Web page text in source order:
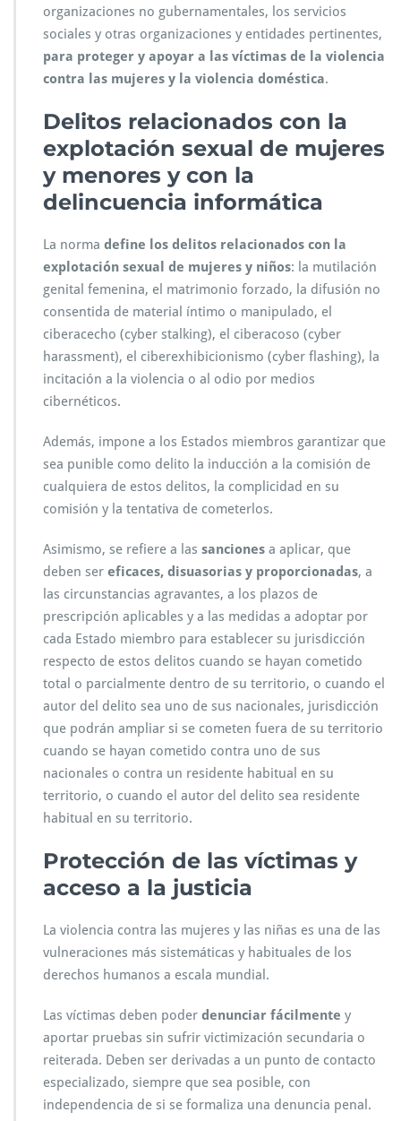
organizaciones no gubernamentales, los servicios
sociales y otras organizaciones y entidades pertinentes,
para proteger y apoyar a las víctimas de la violencia
contra las mujeres y la violencia doméstica.
Delitos relacionados con la
explotación sexual de mujeres
y menores y con la
delincuencia informática
La norma define los delitos relacionados con la
explotación sexual de mujeres y niños: la mutilación
genital femenina, el matrimonio forzado, la difusión no
consentida de material íntimo o manipulado, el
ciberacecho (cyber stalking), el ciberacoso (cyber
harassment), el ciberexhibicionismo (cyber flashing), la
incitación a la violencia o al odio por medios
cibernéticos.
Además, impone a los Estados miembros garantizar que
sea punible como delito la inducción a la comisión de
cualquiera de estos delitos, la complicidad en su
comisión y la tentativa de cometerlos.
Asimismo, se refiere a las sanciones a aplicar, que
deben ser eficaces, disuasorias y proporcionadas, a
las circunstancias agravantes, a los plazos de
prescripción aplicables y a las medidas a adoptar por
cada Estado miembro para establecer su jurisdicción
respecto de estos delitos cuando se hayan cometido
total o parcialmente dentro de su territorio, o cuando el
autor del delito sea uno de sus nacionales, jurisdicción
que podrán ampliar si se cometen fuera de su territorio
cuando se hayan cometido contra uno de sus
nacionales o contra un residente habitual en su
territorio, o cuando el autor del delito sea residente
habitual en su territorio.
Protección de las víctimas y
acceso a la justicia
La violencia contra las mujeres y las niñas es una de las
vulneraciones más sistemáticas y habituales de los
derechos humanos a escala mundial.
Las víctimas deben poder denunciar fácilmente y
aportar pruebas sin sufrir victimización secundaria o
reiterada. Deben ser derivadas a un punto de contacto
especializado, siempre que sea posible, con
independencia de si se formaliza una denuncia penal.